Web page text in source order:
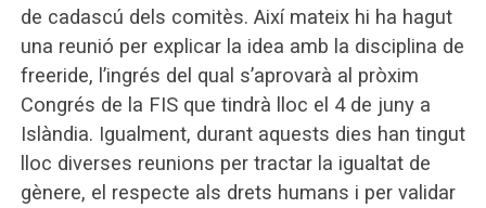
de cadascú dels comitès. Així mateix hi ha hagut
una reunió per explicar la idea amb la disciplina de
freeride, l’ingrés del qual s’aprovarà al pròxim
Congrés de la FIS que tindrà lloc el 4 de juny a
Islàndia. Igualment, durant aquests dies han tingut
lloc diverses reunions per tractar la igualtat de
gènere, el respecte als drets humans i per validar